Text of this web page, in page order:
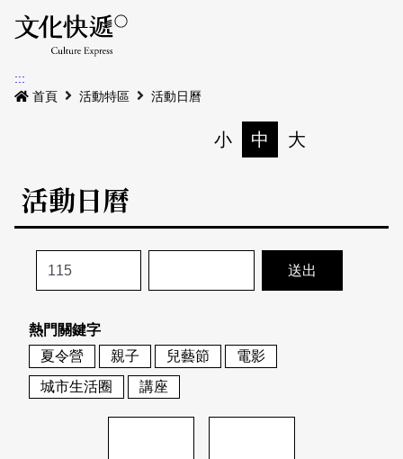
最新公告
本期專題
歷史專題
活動特區
活動列表
地圖搜尋
關於我們
關於我們
刊物索取地點
會員基本資料
刊登活動
網站導覽 English
日本語 登入/註冊
:::
首頁
活動特區 活動日曆
小 中 大
活動日曆
熱門關鍵字
夏令營
親子 兒藝節
電影
城市生活圈
講座